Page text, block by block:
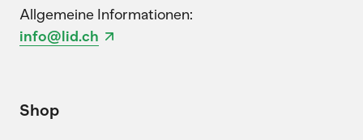
Allgemeine Informationen:
info@lid.ch
Shop